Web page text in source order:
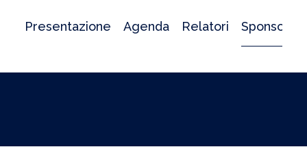
Presentazione Agenda Relatori Sponsor